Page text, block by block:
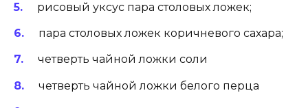
рисовый уксус пара столовых ложек;
пара столовых ложек коричневого сахара;
четверть чайной ложки соли
четверть чайной ложки белого перца